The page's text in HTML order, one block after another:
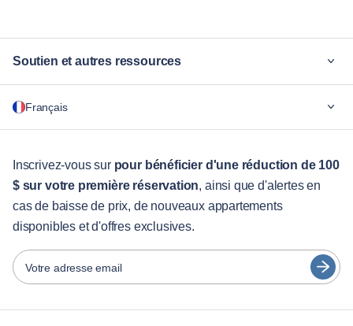
Soutien et autres ressources
Pour les entreprises
Services aux visiteurs
Guides des villes
Partenaires
Opérateurs de location de meubles
Propriétaires
Partenaires de franchise
Français
English
Português
Español
Français
Türkçe
Inscrivez-vous sur pour bénéficier d'une réduction de 100
$ sur votre première réservation, ainsi que d'alertes en
cas de baisse de prix, de nouveaux appartements
disponibles et d'offres exclusives.
Votre adresse email